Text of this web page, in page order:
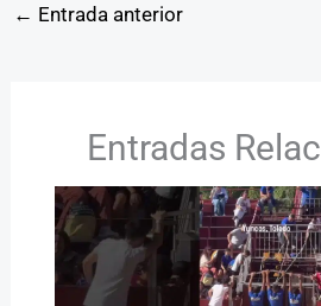
← Entrada anterior
Entradas